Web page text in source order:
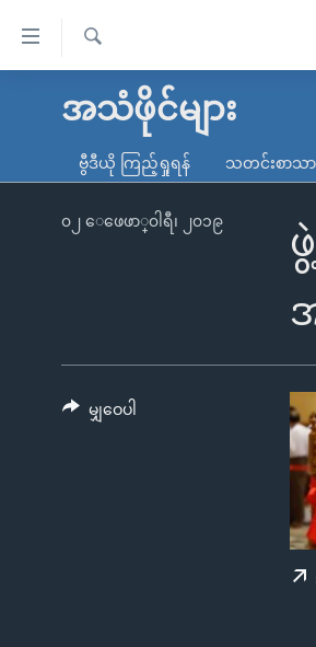
လွယ်ကူ
သည့်
မူလစာမျက်နှာ
ကမ္ဘာ့သတင်းများ
နိုင်ငံတကာ
မကြေးမုံရဲ့ အင်္ဂလိပ်စာ
ရေဒီယို
ရေဒီယိုနှင့်ရုပ်သံ အချက်အလက်များ
ရ
အသံဖိုင်များ
ဗွီဒီယို ကြည့်ရှုရန် သတင်းစာသာ
၀၂ ေဖေဖာ္၀ါရီ၊ ၂၀၁၉
မျှဝေပါ